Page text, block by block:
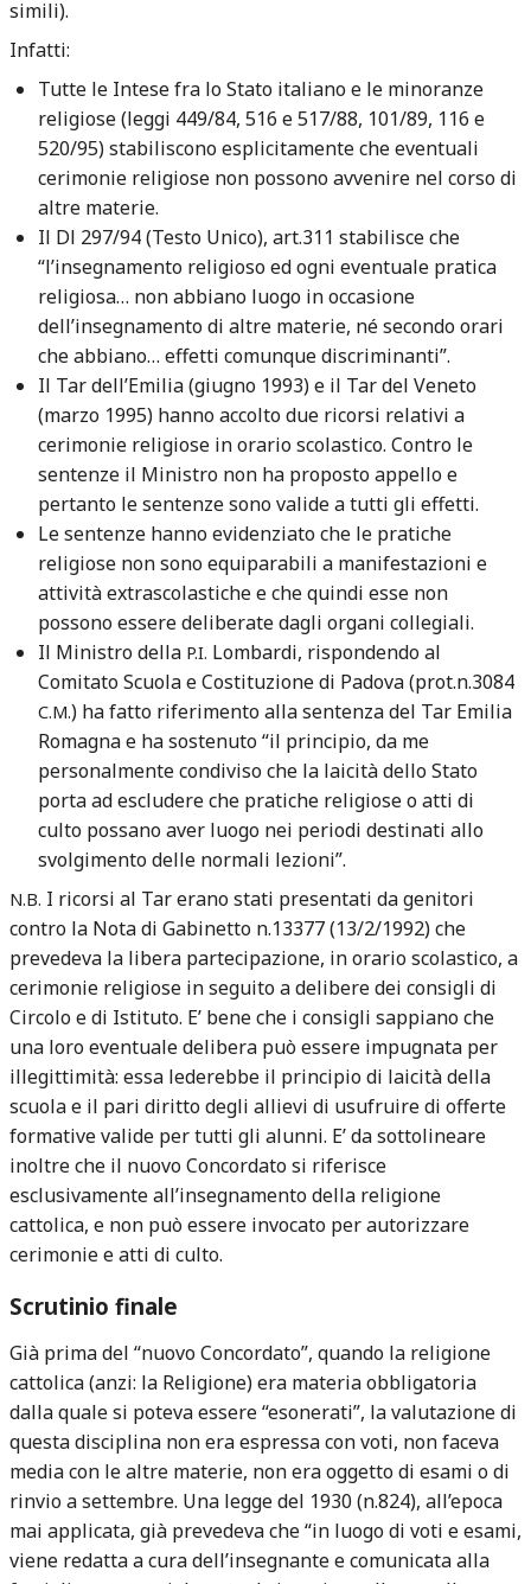
simili).
Infatti:
Tutte le Intese fra lo Stato italiano e le minoranze
religiose (leggi 449/84, 516 e 517/88, 101/89, 116 e
520/95) stabiliscono esplicitamente che eventuali
cerimonie religiose non possono avvenire nel corso di
altre materie.
Il Dl 297/94 (Testo Unico), art.311 stabilisce che
“l’insegnamento religioso ed ogni eventuale pratica
religiosa… non abbiano luogo in occasione
dell’insegnamento di altre materie, né secondo orari
che abbiano… effetti comunque discriminanti”.
Il Tar dell’Emilia (giugno 1993) e il Tar del Veneto
(marzo 1995) hanno accolto due ricorsi relativi a
cerimonie religiose in orario scolastico. Contro le
sentenze il Ministro non ha proposto appello e
pertanto le sentenze sono valide a tutti gli effetti.
Le sentenze hanno evidenziato che le pratiche
religiose non sono equiparabili a manifestazioni e
attività extrascolastiche e che quindi esse non
possono essere deliberate dagli organi collegiali.
Il Ministro della P.I. Lombardi, rispondendo al
Comitato Scuola e Costituzione di Padova (prot.n.3084
C.M.) ha fatto riferimento alla sentenza del Tar Emilia
Romagna e ha sostenuto “il principio, da me
personalmente condiviso che la laicità dello Stato
porta ad escludere che pratiche religiose o atti di
culto possano aver luogo nei periodi destinati allo
svolgimento delle normali lezioni”.
N.B. I ricorsi al Tar erano stati presentati da genitori
contro la Nota di Gabinetto n.13377 (13/2/1992) che
prevedeva la libera partecipazione, in orario scolastico, a
cerimonie religiose in seguito a delibere dei consigli di
Circolo e di Istituto. E’ bene che i consigli sappiano che
una loro eventuale delibera può essere impugnata per
illegittimità: essa lederebbe il principio di laicità della
scuola e il pari diritto degli allievi di usufruire di offerte
formative valide per tutti gli alunni. E’ da sottolineare
inoltre che il nuovo Concordato si riferisce
esclusivamente all’insegnamento della religione
cattolica, e non può essere invocato per autorizzare
cerimonie e atti di culto.
Scrutinio finale
Già prima del “nuovo Concordato”, quando la religione
cattolica (anzi: la Religione) era materia obbligatoria
dalla quale si poteva essere “esonerati”, la valutazione di
questa disciplina non era espressa con voti, non faceva
media con le altre materie, non era oggetto di esami o di
rinvio a settembre. Una legge del 1930 (n.824), all’epoca
mai applicata, già prevedeva che “in luogo di voti e esami,
viene redatta a cura dell’insegnante e comunicata alla